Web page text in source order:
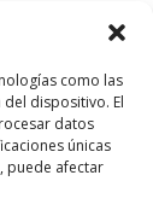
como las
dispositivo. El
datos
únicas
puede afectar